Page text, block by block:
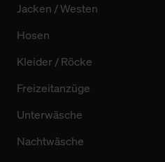
Jacken / Westen
Hosen
Kleider / Röcke
Freizeitanzüge
Unterwäsche
Nachtwäsche